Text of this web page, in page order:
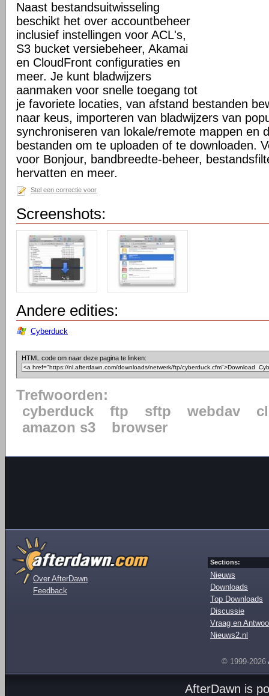
Naast bestandsuitwisseling
beschikt het over accountbeheer
inclusief instellingen voor ACL's,
S3 bucket versiebeheer, Akamai
en CloudFront configuraties en
meer. Je kunt bladwijzers
aanmaken voor snelle toegang tot
je favoriete locaties, van afstand bestanden
naar keus, importeren van bladwijzers van
synchroniseren van lokale/remote mappen en
bestanden om te uploaden of te downloaden.
voor Bonjour, bandbreedte-beheer,
hervatten en meer.
Stel een correctie voor
Screenshots:
Andere edities:
Cyberduck
HTML code om naar deze pagina te linken:
Trefwoorden:
cyberduck
ftp sftp webdav
amazon s3
browser
Over AfterDawn
Feedback
Sections:
Nieuws
Downloads
Top Downloads
Discussie
Vraag en
Nieuws2.nl
© 1999-2026
AfterDawn is